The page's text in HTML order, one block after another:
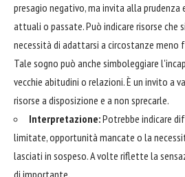
presagio negativo, ma invita alla
attuali o passate. Può indicare risorse che
necessità di adattarsi a circostanze meno
Tale sogno può anche simboleggiare
vecchie abitudini o relazioni. È un invito a
risorse a disposizione e a non sprecarle.
Interpretazione:Potrebbe indicare
limitate, opportunità mancate o la
lasciati in sospeso. A volte riflette la